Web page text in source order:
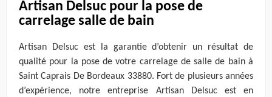
Artisan Delsuc pour la pose de
carrelage salle de bain
Artisan Delsuc est la garantie d’obtenir un résultat de
qualité pour la pose de votre carrelage de salle de bain à
Saint Caprais De Bordeaux 33880. Fort de plusieurs années
d’expérience, notre entreprise Artisan Delsuc est en